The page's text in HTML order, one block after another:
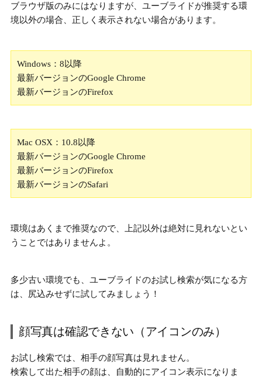
ブラウザ版のみにはなりますが、ユーブライドが推奨する環
境以外の場合、正しく表示されない場合があります。
Windows：8以降
最新バージョンのGoogle Chrome
最新バージョンのFirefox
Mac OSX：10.8以降
最新バージョンのGoogle Chrome
最新バージョンのFirefox
最新バージョンのSafari
環境はあくまで推奨なので、
上記以外は絶対に見れないとい
うことではありませんよ。
多少古い環境でも、ユーブライドのお試し検索が気になる方
は、尻込みせずに試してみましょう！
顔写真は確認できない（アイコンのみ）
お試し検索では、相手の顔写真は見れません。
検索して出た相手の顔は、自動的にアイコン表示になりま